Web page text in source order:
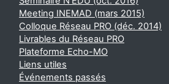
Meeting INEMAD (mars 2015)
Colloque Réseau PRO (déc. 2014)
Livrables du Réseau PRO
Plateforme Echo-MO
Liens utiles
Événements passés